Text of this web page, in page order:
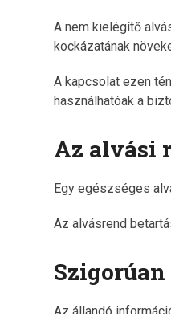
A nem kielégítő
kockázatának
A kapcsolat ezen
használhatóak a
Az alvási
Egy egészséges
Az alvásrend